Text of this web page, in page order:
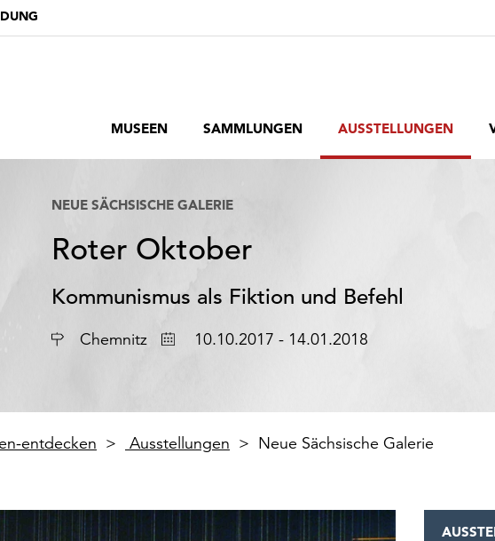
MUSEEN SAMMLUNGEN AUSSTELLUNGEN
NEUE SÄCHSISCHE GALERIE
Roter Oktober
Kommunismus als Fiktion und Befehl
Ort Chemnitz Datum10.10.2017 - 14.01.2018
entdecken Ausstellungen Neue Sächsische Galerie